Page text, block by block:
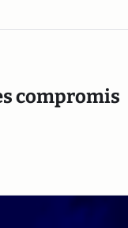
compromis